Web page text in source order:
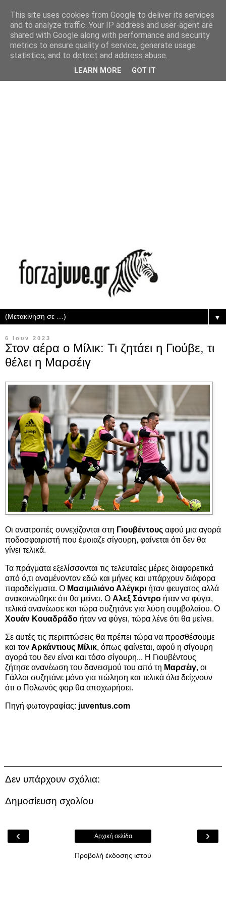
▼
6 Ιουν 2023
Στον αέρα ο Μίλικ: Τι ζητάει η Γιούβε, τι
θέλει η Μαρσέιγ
Οι ανατροπές συνεχίζονται στη Γιουβέντους αφού μια αγορά
ποδοσφαιριστή που έμοιαζε σίγουρη, φαίνεται ότι δεν θα
γίνει τελικά.
Τα πράγματα εξελίσσονται τις τελευταίες μέρες διαφορετικά
από ό,τι αναμένονταν εδώ και μήνες και υπάρχουν διάφορα
παραδείγματα. Ο Μασιμιλιάνο Αλέγκρι ήταν φευγατος αλλά
ανακοινώθηκε ότι θα μείνει. Ο Αλεξ Σάντρο ήταν να φύγει,
τελικά ανανέωσε και τώρα συζητάνε για λύση συμβολαίου. Ο
Χουάν Κουαδράδο ήταν να φύγει, τώρα λένε ότι θα μείνει.
Σε αυτές τις περιπτώσεις θα πρέπει τώρα να προσθέσουμε
και τον Αρκάντιους Μίλικ, όπως φαίνεται, αφού η σίγουρη
αγορά του δεν είναι και τόσο σίγουρη... Η Γιουβέντους
ζήτησε ανανέωση του δανεισμού του από τη Μαρσέιγ, οι
Γάλλοι συζητάνε μόνο για πώληση και τελικά όλα δείχνουν
ότι ο Πολωνός φορ θα αποχωρήσει.
Πηγή φωτογραφίας: juventus.com
Δεν υπάρχουν σχόλια:
Δημοσίευση σχολίου
‹ ›
Αρχική σελίδα
Προβολή έκδοσης ιστού
This site uses cookies from Google to deliver its services
and to analyze traffic. Your IP address and user-agent are
shared with Google along with performance and security
metrics to ensure quality of service, generate usage
statistics, and to detect and address abuse.
LEARN MORE GOT IT